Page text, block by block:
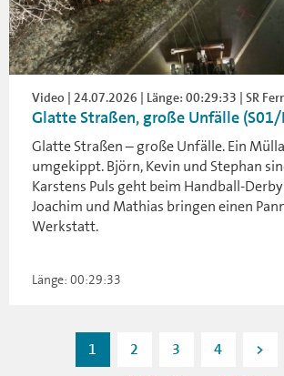
Video | 24.07.2026 | Länge: 00:29:33 | SR
Glatte Straßen, große Unfälle (S01/
Glatte Straßen – große Unfälle. Ein
umgekippt. Björn, Kevin und Stephan
Karstens Puls geht beim Handball-
Joachim und Mathias bringen einen
Werkstatt.
Länge: 00:29:33
1 2 3 4 >